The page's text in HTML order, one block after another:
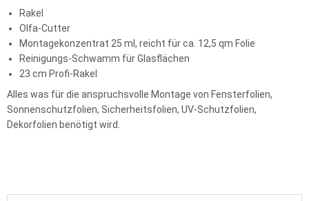
Rakel
Olfa-Cutter
Montagekonzentrat 25 ml, reicht für ca. 12,5 qm Folie
Reinigungs-Schwamm für Glasflächen
23 cm Profi-Rakel
Alles was für die anspruchsvolle Montage von Fensterfolien,
Sonnenschutzfolien, Sicherheitsfolien, UV-Schutzfolien,
Dekorfolien benötigt wird.